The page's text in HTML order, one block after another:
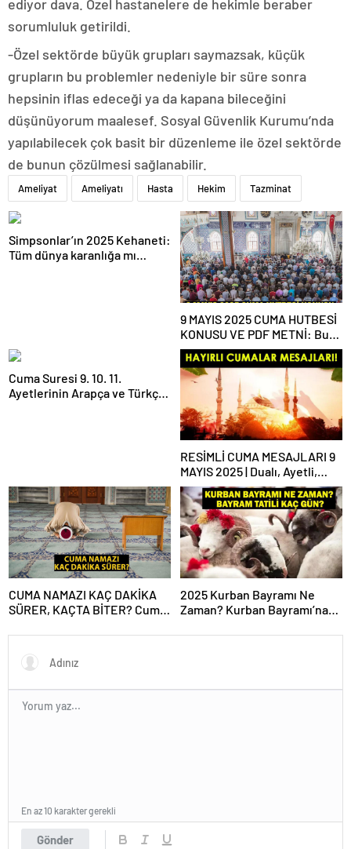
ediyor dava. Özel hastanelere de hekimle beraber
sorumluluk getirildi.
-Özel sektörde büyük grupları saymazsak, küçük
grupların bu problemler nedeniyle bir süre sonra
hepsinin iflas edeceği ya da kapana bileceğini
düşünüyorum maalesef. Sosyal Güvenlik Kurumu’nda
yapılabilecek çok basit bir düzenleme ile özel sektörde
de bunun çözülmesi sağlanabilir.
Ameliyat Ameliyatı Hasta Hekim Tazminat
Simpsonlar’ın 2025 Kehaneti:
Tüm dünya karanlığa mı
9 MAYIS 2025 CUMA HUTBESİ
KONUSU VE PDF METNİ: Bu
haftaki Cuma hutbesi konusu
ne?
Cuma Suresi 9. 10. 11.
Ayetlerinin Arapça ve Türkçe
RESİMLİ CUMA MESAJLARI 9
MAYIS 2025 | Dualı, Ayetli,
Hadisli, Yazılı, En Yeni Cuma
Mesajları ve Sözleri!
CUMA NAMAZI KAÇ DAKİKA
SÜRER, KAÇTA BİTER? Cuma
Namazı Süresi Diyanet!
2025 Kurban Bayramı Ne
Zaman? Kurban Bayramı’na
Kaç Gün? 2025 Dini Günler
Gönder
En az 10 karakter gerekli